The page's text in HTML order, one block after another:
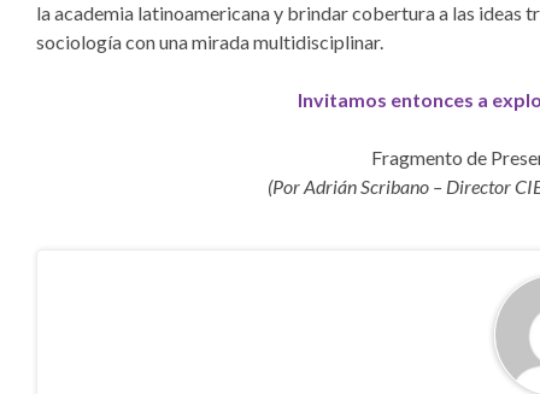
la academia latinoamericana y brindar cobertura a las ideas
sociología con una mirada multidisciplinar.
Invitamos entonces a
Fragmento de
(Por Adrián Scribano – Director